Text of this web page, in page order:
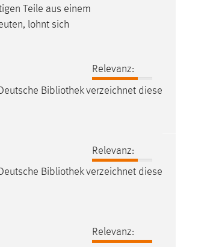
Teile aus einem
lohnt sich
Relevanz:
Bibliothekverzeichnet diese
Relevanz:
Bibliothekverzeichnet diese
Relevanz: